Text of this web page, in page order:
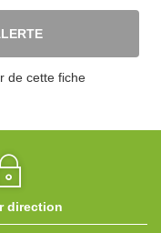
de cette fiche
direction